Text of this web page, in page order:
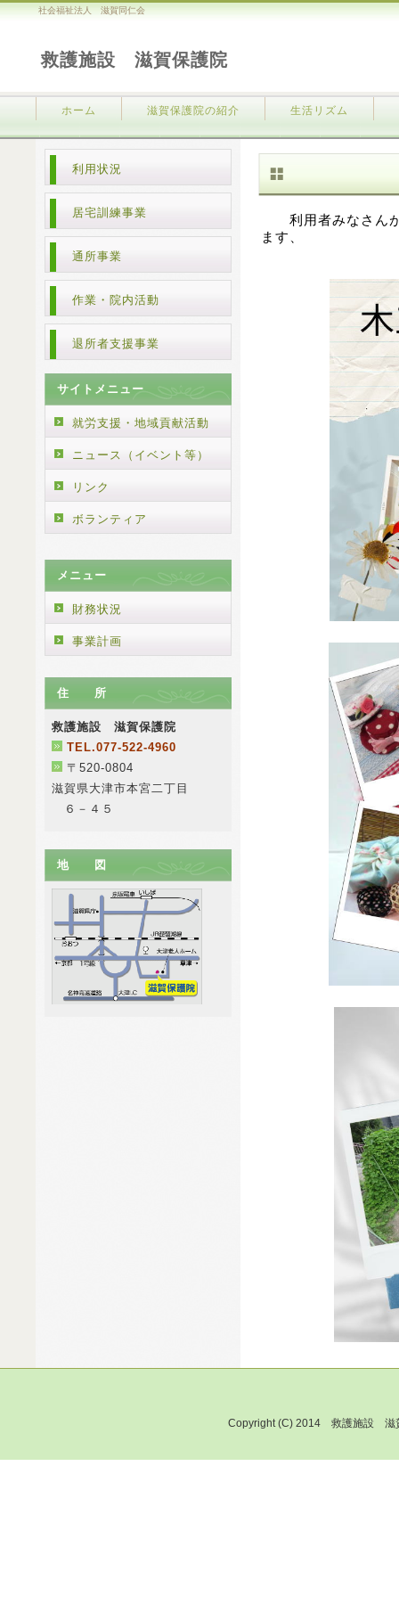
社会福祉法人 滋賀同仁会
救護施設 滋賀保護院
ホーム 滋賀保護院の紹介 生活リズム
利用者みなさんが
ます、
利用状況
居宅訓練事業
通所事業
作業・院内活動
退所者支援事業
サイトメニュー
就労支援・地域貢献活動
ニュース（イベント等）
リンク
ボランティア
メニュー
財務状況
事業計画
住 所
救護施設 滋賀保護院
TEL.077-522-4960
〒520-0804
滋賀県大津市本宮二丁目
６－４５
地 図
Copyright (C) 2014 救護施設 滋